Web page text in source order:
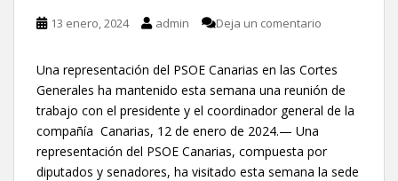
13 enero, 2024 admin Deja un comentario
Una representación del PSOE Canarias en las Cortes
Generales ha mantenido esta semana una reunión de
trabajo con el presidente y el coordinador general de la
compañía Canarias, 12 de enero de 2024.— Una
representación del PSOE Canarias, compuesta por
diputados y senadores, ha visitado esta semana la sede